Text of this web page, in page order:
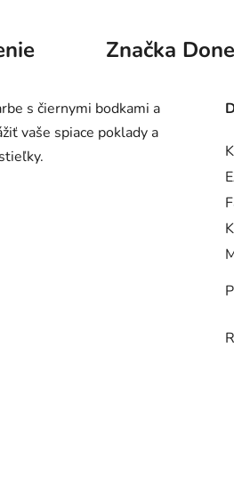
Značka
s čiernymi bodkami a
vaše spiace poklady a